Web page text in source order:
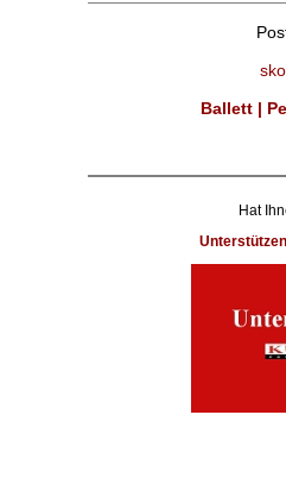
Ballett |
Hat